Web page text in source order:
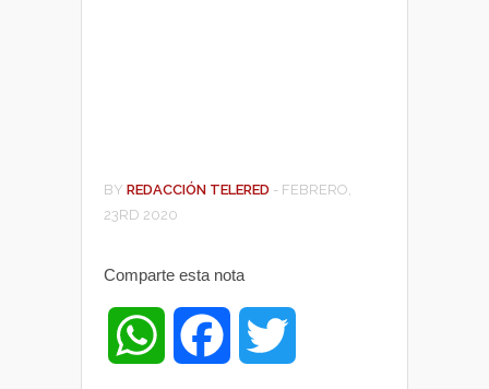
BY REDACCIÓN TELERED - FEBRERO,
23RD 2020
Comparte esta nota
W